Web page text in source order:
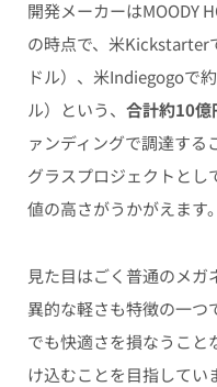
開発メーカーはMOODY
の時点で、米Kickstarter
ドル）、米Indiegogoで
ル）という、 合計約10億
ァンディングで調達する
グラスプロジェクトとし
値の高さがうかがえます。
見た目はごく普通のメガ
異的な軽さも特徴の一つ
でも快適さを損なうこと
け込むことを目指してい